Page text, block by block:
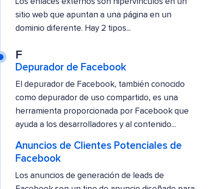
sitio web que apuntan a una página en un
dominio diferente. Hay 2 tipos...
F
Depurador de Facebook
El depurador de Facebook, también conocido
como depurador de uso compartido, es una
herramienta proporcionada por Facebook que
ayuda a los desarrolladores y al contenido...
Anuncios de Clientes Potenciales de
Facebook
Los anuncios de generación de leads de